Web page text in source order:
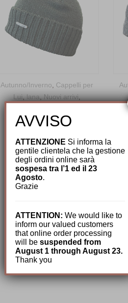
Autunno/Inverno, Cappelli per
Lui,lana,Nuovi arrivi,
Zuccotto in lana by
79,00€
AVVISO
ATTENZIONE Si informa la
gentile clientela che la gestione
degli ordini online sarà
sospesa tra l’1 ed il 23
Agosto.
Grazie
ATTENTION: We would like to
inform our valued customers
that online order processing
will be suspended from
August 1 through August 23.
Thank you